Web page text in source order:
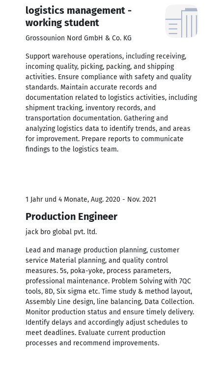
logistics management -
working student
Grossounion Nord GmbH & Co. KG
Support warehouse operations, including receiving,
incoming quality, picking, packing, and shipping
activities. Ensure compliance with safety and quality
standards. Maintain accurate records and
documentation related to logistics activities, including
shipment tracking, inventory records, and
transportation documentation. Gathering and
analyzing logistics data to identify trends, and areas
for improvement. Prepare reports to communicate
findings to the logistics team.
1 Jahr und 4 Monate, Aug. 2020 - Nov. 2021
Production Engineer
jack bro global pvt. ltd.
Lead and manage production planning, customer
service Material planning, and quality control
measures. 5s, poka-yoke, process parameters,
professional maintenance. Problem Solving with 7QC
tools, 8D, Six sigma etc. Time study & method layout,
Assembly Line design, line balancing, Data Collection.
Monitor production status and ensure timely delivery.
Identify delays and accordingly adjust schedules to
meet deadlines. Evaluate current production
processes and recommend improvements.